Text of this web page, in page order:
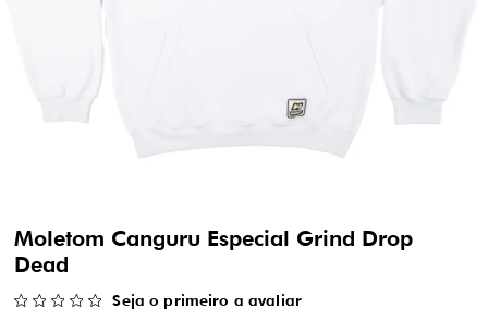
Moletom Canguru Especial Grind Drop
Dead
Seja o primeiro a avaliar